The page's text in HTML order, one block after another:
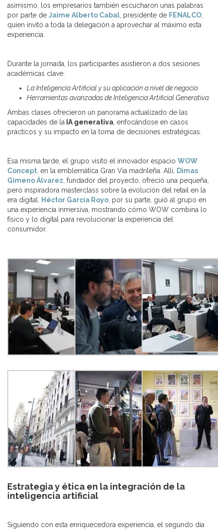
asimismo, los empresarios también escucharon unas palabras
por parte de Jaime Alberto Cabal , presidente de FENALCO
quien invitó a toda la delegación a aprovechar al máximo esta
experiencia.
Durante la jornada, los participantes asistieron a dos sesiones
académicas clave:
La Inteligencia Artificial y su aplicación a nivel de negocio
Herramientas avanzadas de Inteligencia Artificial Generativa
Ambas clases ofrecieron un panorama actualizado de las
capacidades de la IA generativa , enfocándose en casos
prácticos y su impacto en la toma de decisiones estratégicas.
Esa misma tarde, el grupo visitó el innovador espacio WOW
Concept , en la emblemática Gran Vía madrileña. Allí,
Dimas
Gimeno Álvarez , fundador del proyecto, ofreció una pequeña,
pero inspiradora masterclass sobre la evolución del retail en la
era digital.
Héctor García Royo , por su parte, guió al grupo en
una experiencia inmersiva, mostrando cómo WOW combina lo
físico y lo digital para revolucionar la experiencia del
consumidor.
Estrategia y ética en la integración de la
inteligencia artificial
Siguiendo con esta enriquecedora experiencia, el segundo día